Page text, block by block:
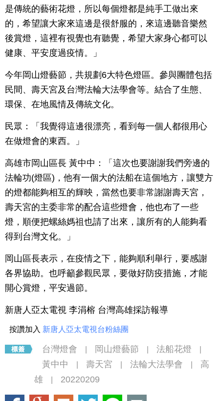
是傳統的藝術花燈，所以每個燈都是純手工做出來
的，希望讓大家來這邊是很舒服的，來這邊聽音樂然
後賞燈，這裡有視覺也有聽覺，希望大家身心都可以
健康、平安度過疫情。」
今年岡山燈藝節，共規劃6大特色燈區。參與團體包括
民間、壽天宮及台灣法輪大法學會等。結合了生態、
環保、在地風情及傳統文化。
民眾：「我覺得這邊很漂亮，看到每一個人都很用心
在做燈會的東西。」
高雄市岡山區長 黃中中：「這次也要謝謝我們旁邊的
法輪功(燈區)，他有一個大的法船在這個地方，讓雙方
的燈都能夠相互的輝映，當然也要非常謝謝壽天宮，
壽天宮的主委非常的配合這些燈會，他也布了一些
燈，順便把螺絲媽祖也請了出來，讓所有的人能夠看
得到台灣文化。」
岡山區長表示，在疫情之下，能夠順利舉行，要感謝
各界協助。也呼籲參觀民眾，要做好防疫措施，才能
開心賞燈，平安過節。
新唐人亞太電視 李涓榕 台灣高雄採訪報導
按讚加入 新唐人亞太電視台粉絲團
台灣燈會 岡山燈藝節 法船花燈
黃中中 壽天宮 法輪大法學會
高
雄
20220209